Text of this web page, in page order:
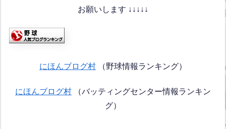
お願いします ↓↓↓↓↓
にほんブログ村 （野球情報ランキング）
にほんブログ村 （バッティングセンター情報ランキン
グ）